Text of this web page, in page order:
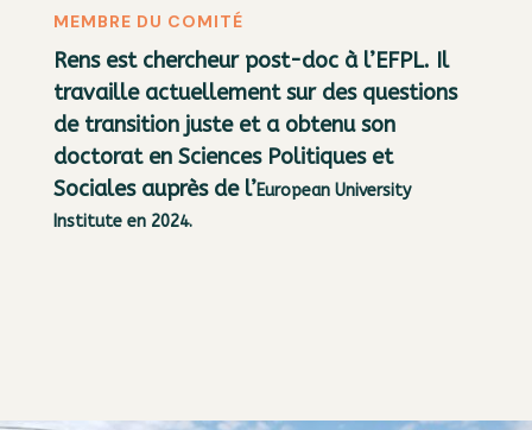
MEMBRE DU COMITÉ
Rens est chercheur post-doc à l’EFPL. Il
travaille actuellement sur des questions
de transition juste et a obtenu son
doctorat en Sciences Politiques et
Sociales auprès de l’European University
Institute en 2024.